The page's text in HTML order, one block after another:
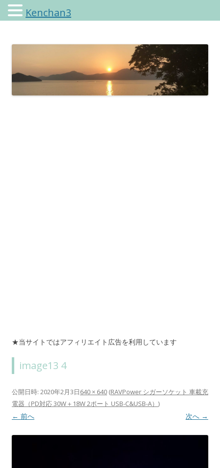
けんちゃんさんのブログ
★当サイトではアフィリエイト広告を利用しています
image13 4
公開日時: 2020年2月3日640 × 640 (RAVPower シガーソケット 車載充
電器（PD対応 30W＋18W 2ポート USB-C&USB-A） )
← 前へ 次へ →
Kenchan3